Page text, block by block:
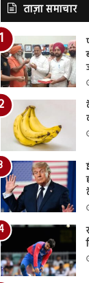
ताज़ा समाचार